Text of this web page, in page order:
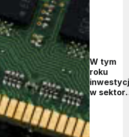
W tym
roku
w sektor